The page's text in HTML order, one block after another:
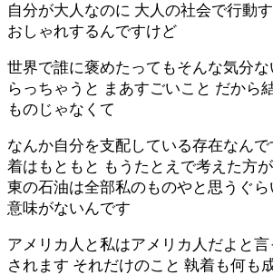
自分が大人なのに 大人の社会で行動
おしゃれするんですけど
世界で誰に褒めたってもそんな気分
らっちゃうと まあすごいこと だから
ものじゃなくて
なんか自分を支配している存在なん
着はもともと もうたとえで考えた方
東の石油は全部私のものやと思うぐ
意味がないんです
アメリカ人と私はアメリカ人だよと
されます それだけのこと 執着も何も